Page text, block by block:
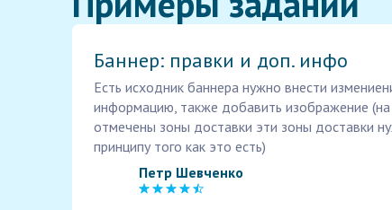
Баннер: правки и доп. инфо
Есть исходник баннера нужно внести
информацию, также добавить изображение (на
отмечены зоны доставки эти зоны доставки
принципу того как это есть)
Петр Шевченко